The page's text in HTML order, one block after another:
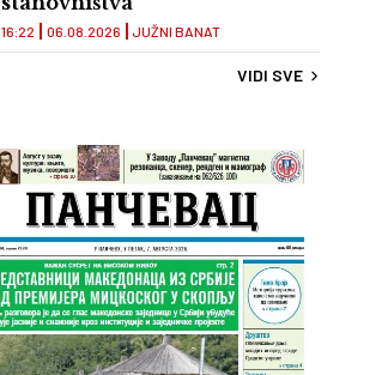
JUŽNI BANAT
16:22 06.08.2026
VIDI SVE